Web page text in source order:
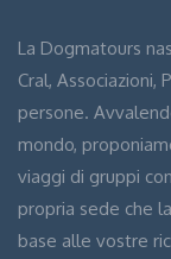
La Dogmatours
Cral, Associazioni,
persone.
mondo,
viaggi di gruppi
propria sede che
base alle vostre